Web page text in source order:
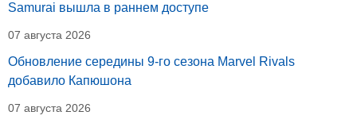
Samurai вышла в раннем доступе
07 августа 2026
Обновление середины 9-го сезона Marvel Rivals
добавило Капюшона
07 августа 2026